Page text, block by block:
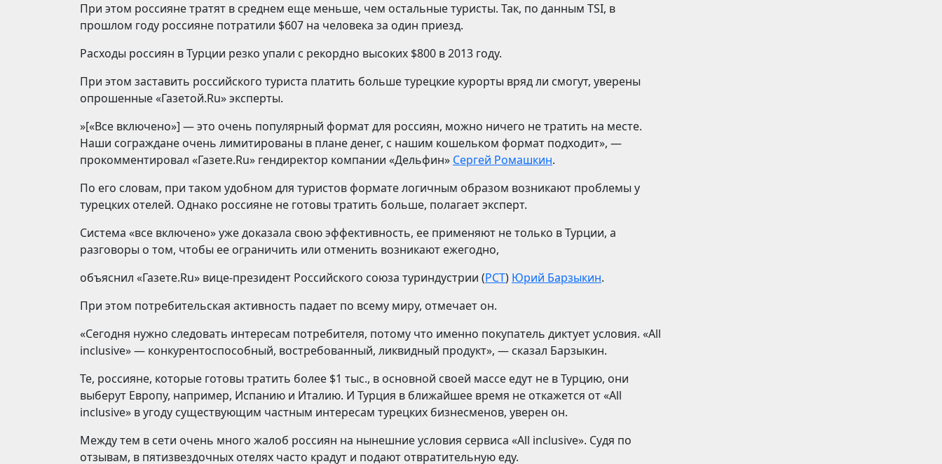
При этом россияне тратят в среднем еще меньше, чем остальные туристы. Так, по данным TSI, в
прошлом году россияне потратили $607 на человека за один приезд.
Расходы россиян в Турции резко упали с рекордно высоких $800 в 2013 году.
При этом заставить российского туриста платить больше турецкие курорты вряд ли смогут, уверены
опрошенные «Газетой.Ru» эксперты.
»[«Все включено»] — это очень популярный формат для россиян, можно ничего не тратить на месте.
Наши сограждане очень лимитированы в плане денег, с нашим кошельком формат подходит», —
прокомментировал «Газете.Ru» гендиректор компании «Дельфин» Cергей Ромашкин.
По его словам, при таком удобном для туристов формате логичным образом возникают проблемы у
турецких отелей. Однако россияне не готовы тратить больше, полагает эксперт.
Система «все включено» уже доказала свою эффективность, ее применяют не только в Турции, а
разговоры о том, чтобы ее ограничить или отменить возникают ежегодно,
объяснил «Газете.Ru» вице-президент Российского союза туриндустрии (РСТ) Юрий Барзыкин.
При этом потребительская активность падает по всему миру, отмечает он.
«Сегодня нужно следовать интересам потребителя, потому что именно покупатель диктует условия. «All
inclusive» — конкурентоспособный, востребованный, ликвидный продукт», — сказал Барзыкин.
Те, россияне, которые готовы тратить более $1 тыс., в основной своей массе едут не в Турцию, они
выберут Европу, например, Испанию и Италию. И Турция в ближайшее время не откажется от «All
inclusive» в угоду существующим частным интересам турецких бизнесменов, уверен он.
Между тем в сети очень много жалоб россиян на нынешние условия сервиса «All inclusive». Судя по
отзывам, в пятизвездочных отелях часто крадут и подают отвратительную еду.